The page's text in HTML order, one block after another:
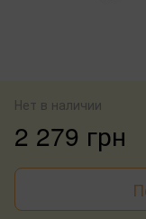
Нет в наличии
2 279 грн